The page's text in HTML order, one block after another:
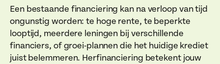
Een bestaande financiering kan na verloop van tijd
ongunstig worden: te hoge rente, te beperkte
looptijd, meerdere leningen bij verschillende
financiers, of groei-plannen die het huidige krediet
juist belemmeren. Herfinanciering betekent jouw